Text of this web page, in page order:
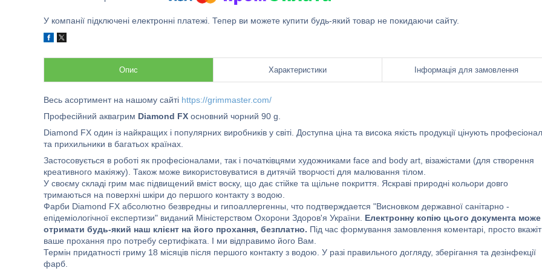
У компанії підключені електронні платежі. Тепер ви можете купити будь-який товар не покидаючи сайту.
Опис Характеристики Інформація для замовлення
Весь асортимент на нашому сайті https://grimmaster.com/
Професійний аквагрим Diamond FX основний чорний 90 g.
Diamond FX один із найкращих і популярних виробників у світі. Доступна ціна та висока якість продукції цінують
та прихильники в багатьох країнах.
Застосовується в роботі як професіоналами, так і початківцями художниками face and body art, візажістами (для створення
креативного макіяжу). Також може використовуватися в дитячій творчості для малювання тілом.
У своєму складі грим має підвищений вміст воску, що дає стійке та щільне покриття. Яскраві природні кольори довго
тримаються на поверхні шкіри до першого контакту з водою.
Фарби Diamond FX абсолютно безвредны и гипоаллергенны, что подтверждается "Висновком державної санітарно -
епідеміологічної експертизи" виданий Міністерством Охорони Здоров'я України. Електронну копію цього документа може
отримати будь-який наш клієнт на його прохання, безплатно. Під час формування замовлення коментарі, просто
ваше прохання про потребу сертифіката. І ми відправимо його Вам.
Термін придатності гриму 18 місяців після першого контакту з водою. У разі правильного догляду, зберігання та дезінфекції
фарб.